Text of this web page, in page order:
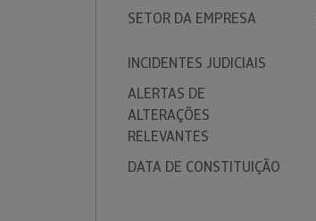
SETOR DA EMPRESA
INCIDENTES JUDICIAIS
ALERTAS DE
ALTERAÇÕES
RELEVANTES
DATA DE CONSTITUIÇÃO